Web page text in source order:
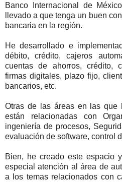
Banco Internacional de
llevado a que tenga un buen
bancaria en la región.
He desarrollado e
débito, crédito, cajeros
cuentas de ahorros, crédito,
firmas digitales, plazo fijo,
bancarios, etc.
Otras de las áreas en las que
están relacionadas con
ingeniería de procesos,
evaluación de software, control
Bien, he creado este espacio
especial atención al área de
a los temas relacionados con